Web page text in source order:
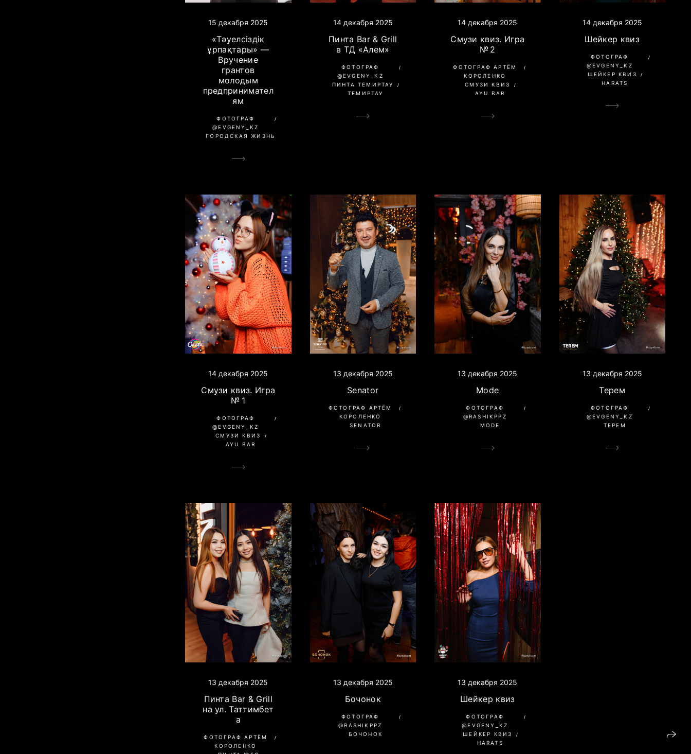
15 декабря 2025
«Тәуелсіздік
ұрпақтары» —
Вручение
грантов
молодым
предпринимател
ям
ФОТОГРАФ
@EVGENY_KZ
ГОРОДСКАЯ ЖИЗНЬ
14 декабря 2025
Пинта Bar & Grill
в ТД «Алем»
ФОТОГРАФ
@EVGENY_KZ
ПИНТА ТЕМИРТАУ
ТЕМИРТАУ
14 декабря 2025
Смузи квиз. Игра
№ 2
ФОТОГРАФ АРТЁМ
КОРОЛЕНКО
СМУЗИ КВИЗ
AYU BAR
14 декабря 2025
Шейкер квиз
ФОТОГРАФ
@EVGENY_KZ
ШЕЙКЕР КВИЗ
HARATS
14 декабря 2025
Смузи квиз. Игра
№ 1
ФОТОГРАФ
@EVGENY_KZ
СМУЗИ КВИЗ
AYU BAR
13 декабря 2025
Senator
ФОТОГРАФ АРТЁМ
КОРОЛЕНКО
SENATOR
13 декабря 2025
Mode
ФОТОГРАФ
@RASHIKPPZ
MODE
13 декабря 2025
Терем
ФОТОГРАФ
@EVGENY_KZ
ТЕРЕМ
13 декабря 2025
Пинта Bar & Grill
на ул. Таттимбет
а
ФОТОГРАФ АРТЁМ
КОРОЛЕНКО
13 декабря 2025
Бочонок
ФОТОГРАФ
@RASHIKPPZ
БОЧОНОК
13 декабря 2025
Шейкер квиз
ФОТОГРАФ
@EVGENY_KZ
ШЕЙКЕР КВИЗ
HARATS